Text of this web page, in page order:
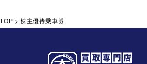
TOP > 株主優待乗車券